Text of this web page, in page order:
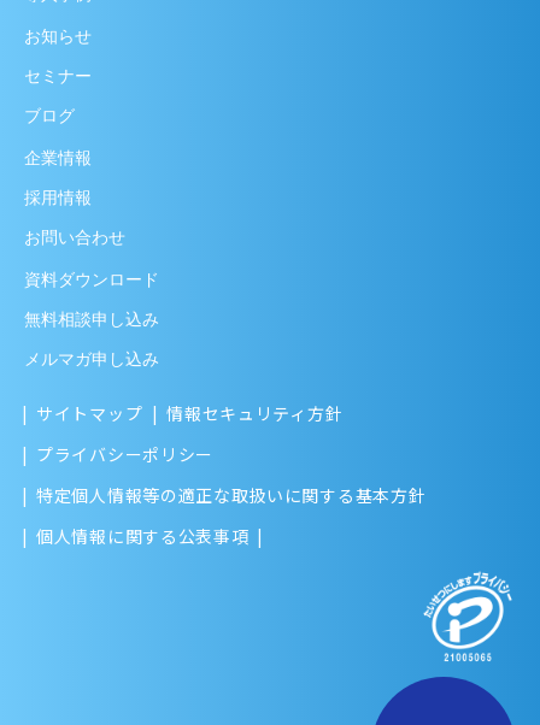
お知らせ
セミナー
ブログ
企業情報
採用情報
お問い合わせ
資料ダウンロード
無料相談申し込み
メルマガ申し込み
サイトマップ
情報セキュリティ方針
プライバシーポリシー
特定個人情報等の適正な取扱いに関する基本方針
個人情報に関する公表事項